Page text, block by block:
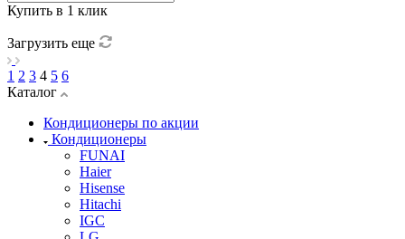
Купить в 1 клик
Загрузить еще
1 2 3 4 5 6
Каталог
Кондиционеры по акции
Кондиционеры
FUNAI
Haier
Hisense
Hitachi
IGC